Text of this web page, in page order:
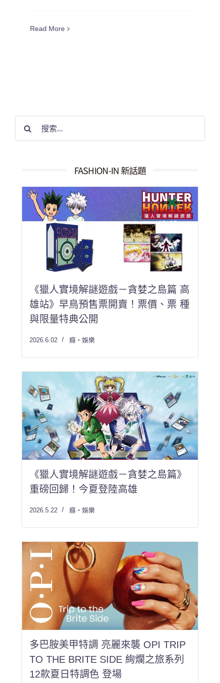
Read More
果：
FASHION-IN 新話題
《獵人實境解謎遊戲－貪婪之島篇 高
雄站》早鳥預售票開賣！票價、票 種
與限量特典公開
2026.6.02 癮・娛樂
《獵人實境解謎遊戲－貪婪之島篇》
重磅回歸！今夏登陸高雄
2026.5.22 癮・娛樂
多巴胺美甲特調 亮麗來襲 OPI TRIP
TO THE BRITE SIDE 絢爛之旅系列
12款夏日特調色 登場